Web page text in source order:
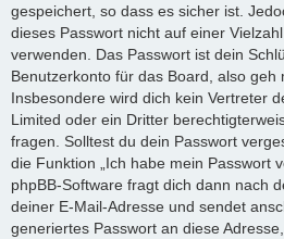
gespeichert, so dass es sicher ist.
dieses Passwort nicht auf einer
verwenden. Das Passwort ist dein
Benutzerkonto für das Board, also geh
Insbesondere wird dich kein Vertreter
Limited oder ein Dritter
fragen. Solltest du dein Passwort
die Funktion „Ich habe mein Passwort
phpBB-Software fragt dich dann nach
deiner E-Mail-Adresse und sendet
generiertes Passwort an diese